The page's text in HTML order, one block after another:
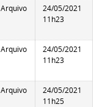
Arquivo
24/05/2021
11h23
Arquivo
24/05/2021
11h23
Arquivo
24/05/2021
11h25